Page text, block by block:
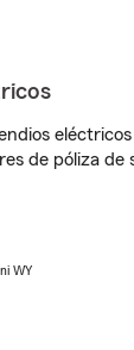
de póliza
WY